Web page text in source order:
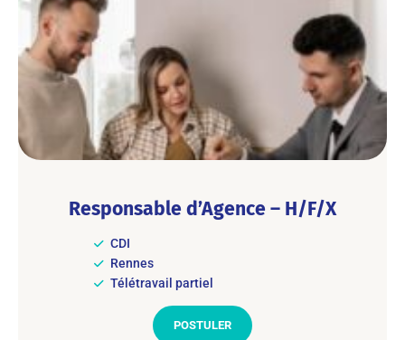
Responsable d’Agence – H/F/X
CDI
Rennes
Télétravail partiel
POSTULER